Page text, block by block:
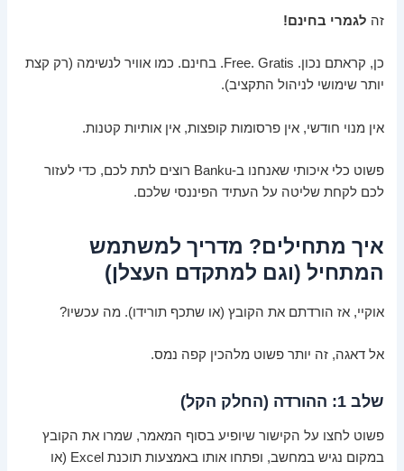
זה לגמרי בחינם!
כן, קראתם נכון. Free. Gratis. בחינם. כמו אוויר לנשימה (רק קצת
יותר שימושי לניהול התקציב).
אין מנוי חודשי, אין פרסומות קופצות, אין אותיות קטנות.
פשוט כלי איכותי שאנחנו ב-Banku רוצים לתת לכם, כדי לעזור
לכם לקחת שליטה על העתיד הפיננסי שלכם.
איך מתחילים? מדריך למשתמש
המתחיל (וגם למתקדם העצלן)
אוקיי, אז הורדתם את הקובץ (או שתכף תורידו). מה עכשיו?
אל דאגה, זה יותר פשוט מלהכין קפה נמס.
שלב 1: ההורדה (החלק הקל)
פשוט לחצו על הקישור שיופיע בסוף המאמר, שמרו את הקובץ
במקום נגיש במחשב, ופתחו אותו באמצעות תוכנת Excel (או